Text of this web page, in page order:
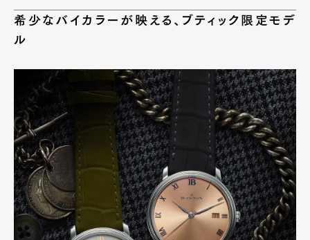
希少なバイカラーが映える、ブティック限定モデ
ル